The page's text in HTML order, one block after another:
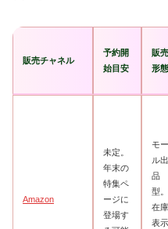
販売チャネル
予約開
始目安
販売
形態
Amazon
未定。
年末の
特集ペ
ージに
登場す
モー
ル出
品
型。
在庫
表示